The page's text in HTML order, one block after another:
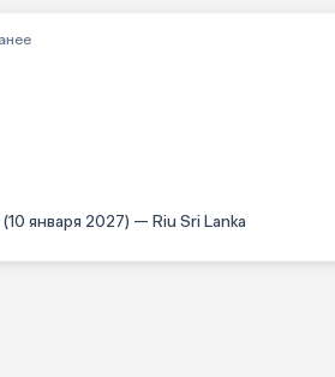
января 2027) — Riu Sri Lanka